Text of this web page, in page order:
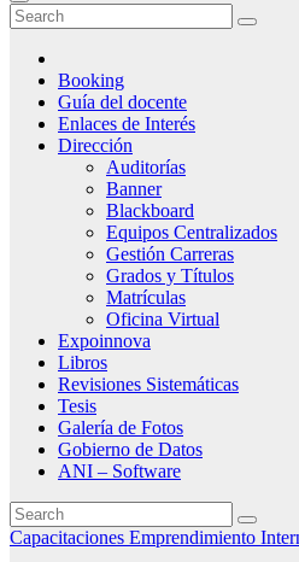
Booking
Guía del docente
Enlaces de Interés
Dirección
Auditorías
Banner
Blackboard
Equipos Centralizados
Gestión Carreras
Grados y Títulos
Matrículas
Oficina Virtual
Expoinnova
Libros
Revisiones Sistemáticas
Tesis
Galería de Fotos
Gobierno de Datos
ANI – Software
Capacitaciones Emprendimiento